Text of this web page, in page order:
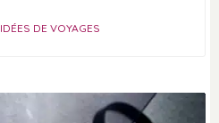
IDÉES DE VOYAGES